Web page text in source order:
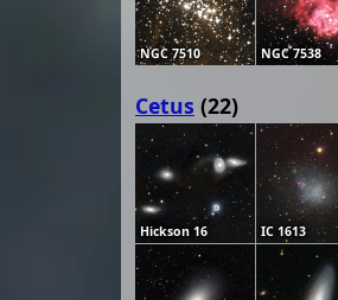
NGC 7510 NGC 7538
Cetus (22)
Hickson 16 IC 1613